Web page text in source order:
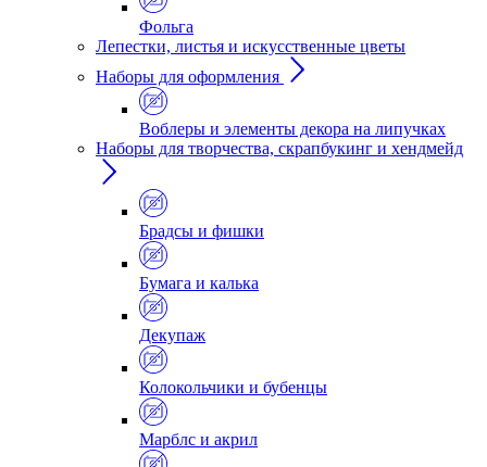
Фольга
Лепестки, листья и искусственные цветы
Наборы для оформления
Воблеры и элементы декора на липучках
Наборы для творчества, скрапбукинг и хендмейд
Брадсы и фишки
Бумага и калька
Декупаж
Колокольчики и бубенцы
Марблс и акрил